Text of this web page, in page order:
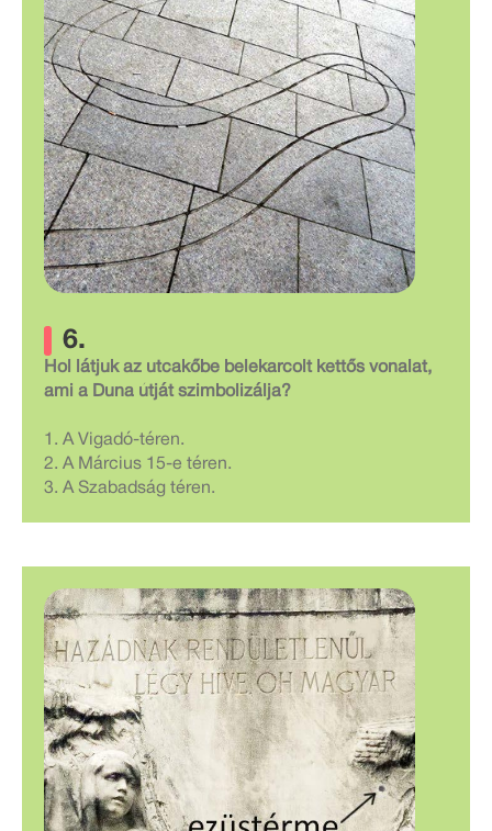
6.
Hol látjuk az utcakőbe belekarcolt kettős vonalat,
ami a Duna útját szimbolizálja?
1. A Vigadó-téren.
2. A Március 15-e téren.
3. A Szabadság téren.